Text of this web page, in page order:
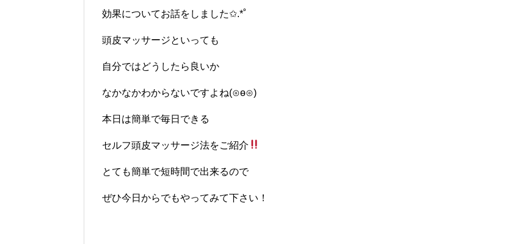
効果についてお話をしました✩.*˚
頭皮マッサージといっても
自分ではどうしたら良いか
なかなかわからないですよね(⊙ө⊙)
本日は簡単で毎日できる
セルフ頭皮マッサージ法をご紹介
とても簡単で短時間で出来るので
ぜひ今日からでもやってみて下さい！